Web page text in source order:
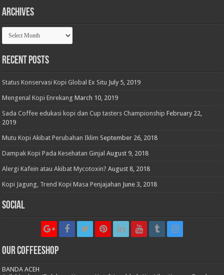
Archives
Archives
Recent Posts
Status Konservasi Kopi Global Ex Situ July 5, 2019
Mengenal Kopi Enrekang March 10, 2019
Sada Coffee edukasi kopi dan Cup tasters Championship February 22,
2019
Mutu Kopi Akibat Perubahan Iklim September 26, 2018
Dampak Kopi Pada Kesehatan Ginjal August 9, 2018
Alergi Kafein atau Akibat Mycotoxin? August 8, 2018
Kopi Jagung, Trend Kopi Masa Penjajahan June 3, 2018
Social
Our CoffeeShop
BANDA ACEH